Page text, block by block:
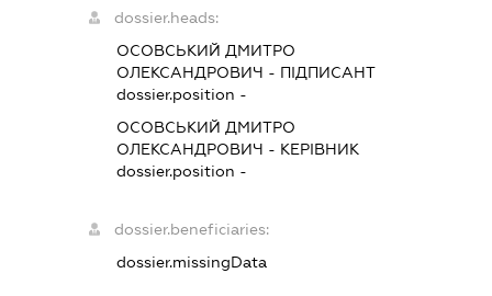
dossier.heads:
ОСОВСЬКИЙ ДМИТРО
ОЛЕКСАНДРОВИЧ - ПІДПИСАНТ
dossier.position -
ОСОВСЬКИЙ ДМИТРО
ОЛЕКСАНДРОВИЧ - КЕРІВНИК
dossier.position -
dossier.beneficiaries:
dossier.missingData